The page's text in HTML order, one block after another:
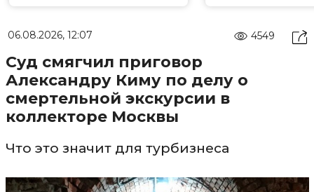
06.08.2026, 12:07 4549
Суд смягчил приговор
Александру Киму по делу о
смертельной экскурсии в
коллекторе Москвы
Что это значит для турбизнеса